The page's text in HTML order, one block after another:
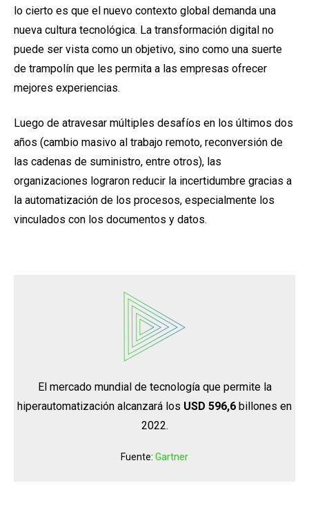
lo cierto es que el nuevo contexto global demanda una
nueva cultura tecnológica. La transformación digital no
puede ser vista como un objetivo, sino como una suerte
de trampolín que les permita a las empresas ofrecer
mejores experiencias.
Luego de atravesar múltiples desafíos en los últimos dos
años (cambio masivo al trabajo remoto, reconversión de
las cadenas de suministro, entre otros), las
organizaciones lograron reducir la incertidumbre gracias a
la automatización de los procesos, especialmente los
vinculados con los documentos y datos.
El mercado mundial de tecnología que permite la
hiperautomatización alcanzará los USD 596,6 billones en
2022.
Fuente: Gartner